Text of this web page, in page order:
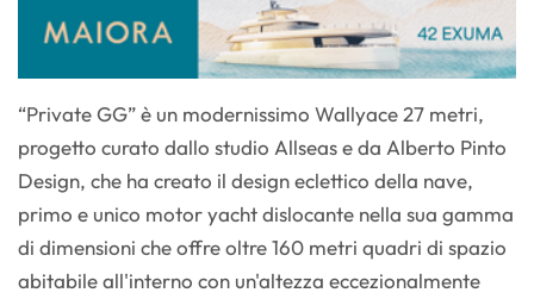
“Private GG” è un modernissimo Wallyace 27 metri,
progetto curato dallo studio Allseas e da Alberto Pinto
Design, che ha creato il design eclettico della nave,
primo e unico motor yacht dislocante nella sua gamma
di dimensioni che offre oltre 160 metri quadri di spazio
abitabile all'interno con un'altezza eccezionalmente